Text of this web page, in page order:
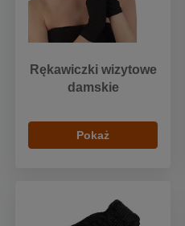
Rękawiczki wizytowe
damskie
Pokaż